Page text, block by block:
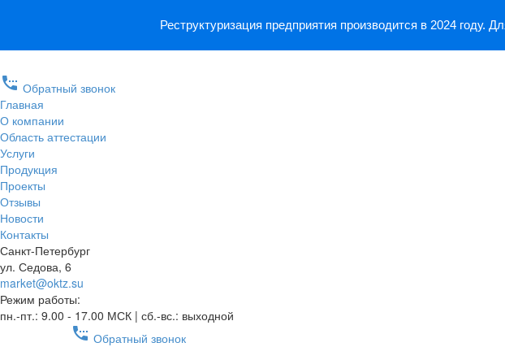
Реструктуризация предприятия производится в 2024 году.
settings_phone Обратный звонок
Главная
О компании
Область аттестации
Услуги
Продукция
Проекты
Отзывы
Новости
Контакты
Санкт-Петербург
ул. Седова, 6
market@oktz.su
Режим работы:
пн.-пт.: 9.00 - 17.00 МСК | сб.-вс.: выходной
settings_phone Обратный звонок